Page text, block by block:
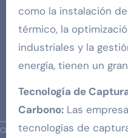
como la instalación
térmico, la
industriales y la
energía, tienen un
Tecnología de
Carbono:Las
tecnologías de